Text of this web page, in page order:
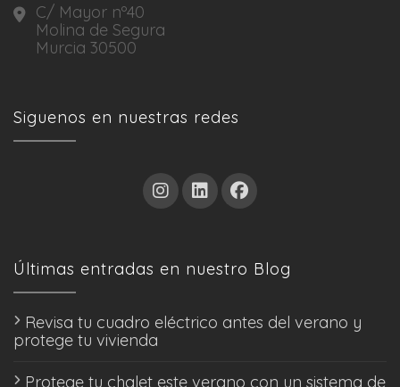
C/ Mayor nº40
Molina de Segura
Murcia 30500
Siguenos en nuestras redes
Últimas entradas en nuestro Blog
Revisa tu cuadro eléctrico antes del verano y
protege tu vivienda
Protege tu chalet este verano con un sistema de